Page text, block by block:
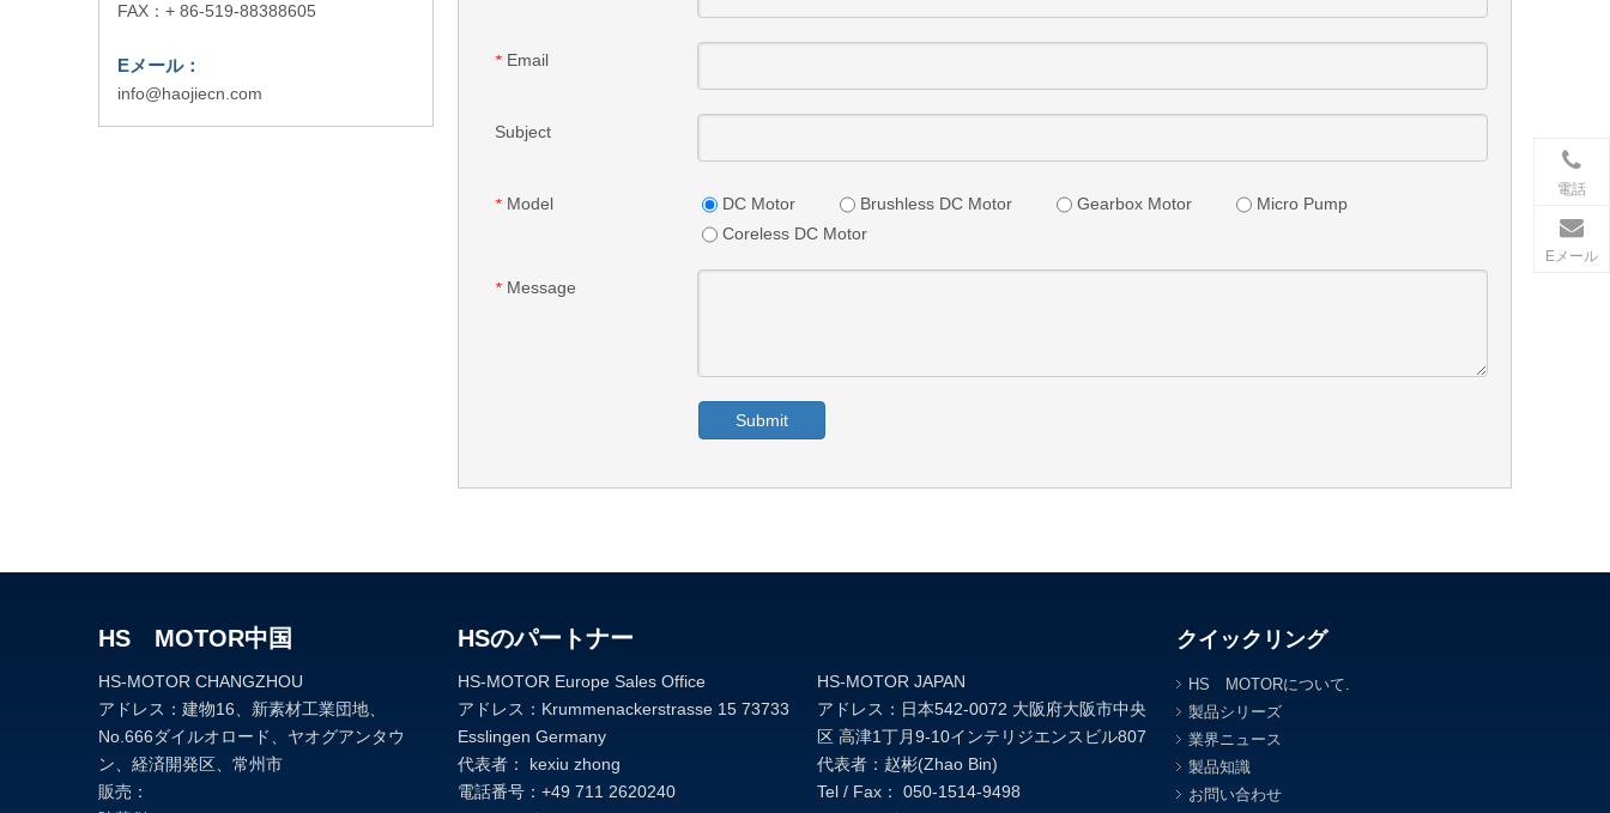
FAX：+ 86-519-88388605
Eメール：
info@haojiecn.com
* Email
Subject
* Model DC Motor Brushless DC Motor Gearbox Motor
Micro Pump
Coreless DC Motor
* Message
Submit
HS MOTOR中国
HS-MOTOR CHANGZHOU
アドレス：建物16、新素材工業団地、
No.666ダイルオロード、ヤオグアンタウ
ン、経済開発区、常州市
販売：
HSのパートナー
HS-MOTOR Europe Sales Office
アドレス：Krummenackerstrasse 15 73733
Esslingen Germany
代表者： kexiu zhong
電話番号：+49 711 2620240
HS-MOTOR JAPAN
アドレス：日本542-0072 大阪府大阪市中央
区 高津1丁月9-10インテリジエンスビル807
代表者：赵彬(Zhao Bin)
Tel / Fax： 050-1514-9498
クイックリング
HS MOTORについて.
製品シリーズ
業界ニュース
製品知識
お問い合わせ
電話
Eメール